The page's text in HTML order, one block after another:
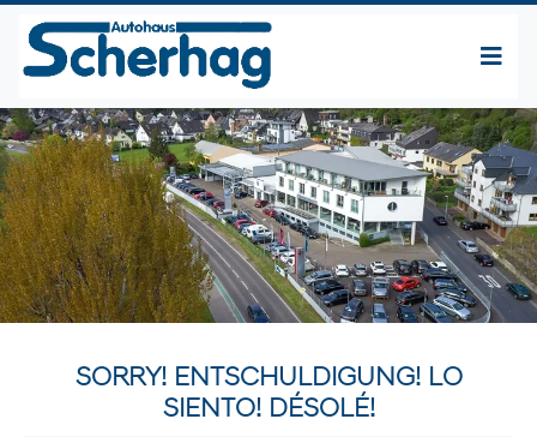
SORRY! ENTSCHULDIGUNG! LO
SIENTO! DÉSOLÉ!